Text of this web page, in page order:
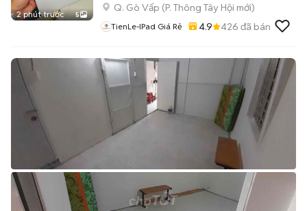
2 phút trước 5
Q. Gò Vấp (P. Thông Tây Hội mới)
TienLe-IPad Giá Rẻ 4.9 426 đã bán